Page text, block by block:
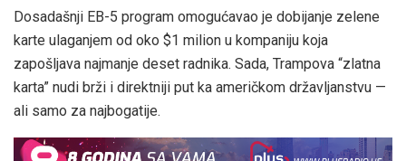
Dosadašnji EB-5 program omogućavao je dobijanje zelene
karte ulaganjem od oko $1 milion u kompaniju koja
zapošljava najmanje deset radnika. Sada, Trampova “zlatna
karta” nudi brži i direktniji put ka američkom državljanstvu —
ali samo za najbogatije.